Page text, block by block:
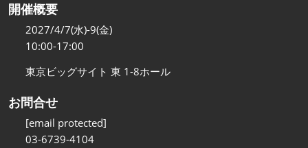
開催概要
2027/4/7(水)-9(金)
10:00-17:00
東京ビッグサイト 東 1-8ホール
お問合せ
[email protected]
03-6739-4104